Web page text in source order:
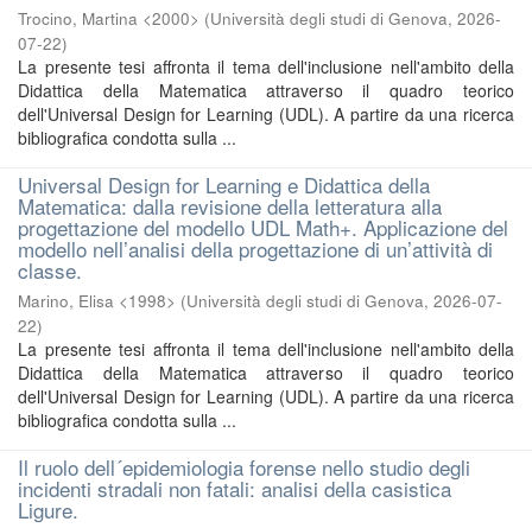
Trocino, Martina <2000> (Università degli studi di Genova, 2026-
07-22)
La presente tesi affronta il tema dell'inclusione nell'ambito della
Didattica della Matematica attraverso il quadro teorico
dell'Universal Design for Learning (UDL). A partire da una ricerca
bibliografica condotta sulla ...
Universal Design for Learning e Didattica della
Matematica: dalla revisione della letteratura alla
progettazione del modello UDL Math+. Applicazione del
modello nell’analisi della progettazione di un’attività di
classe.
Marino, Elisa <1998> (Università degli studi di Genova, 2026-07-
22)
La presente tesi affronta il tema dell'inclusione nell'ambito della
Didattica della Matematica attraverso il quadro teorico
dell'Universal Design for Learning (UDL). A partire da una ricerca
bibliografica condotta sulla ...
Il ruolo dell´epidemiologia forense nello studio degli
incidenti stradali non fatali: analisi della casistica
Ligure.